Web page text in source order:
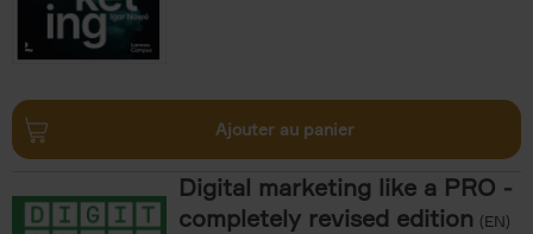
Ajouter au panier
Digital marketing like a PRO -
completely revised edition (EN)